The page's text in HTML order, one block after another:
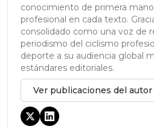
conocimiento de primera
profesional en cada texto.
consolidado como una voz de
periodismo del ciclismo
deporte a su audiencia global
estándares editoriales.
Ver publicaciones del autor